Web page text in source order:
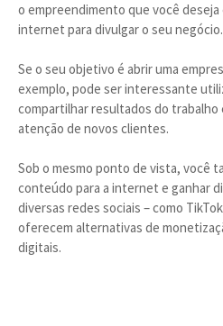
o empreendimento que você deseja
internet para divulgar o seu negócio.
Se o seu objetivo é abrir uma
exemplo, pode ser interessante
compartilhar resultados do trabalho
atenção de novos clientes.
Sob o mesmo ponto de vista, você
conteúdo para a internet e ganhar
diversas redes sociais – como
oferecem alternativas de
digitais.